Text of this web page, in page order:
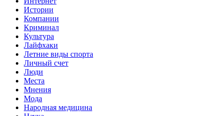
Истории
Компании
Криминал
Культура
Лайфхаки
Летние виды спорта
Личный счет
Люди
Места
Мнения
Мода
Народная медицина